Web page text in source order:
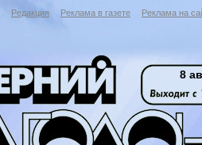
Редакция Реклама в газете Реклама на
8